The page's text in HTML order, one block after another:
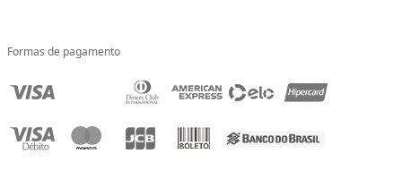
Formas de pagamento